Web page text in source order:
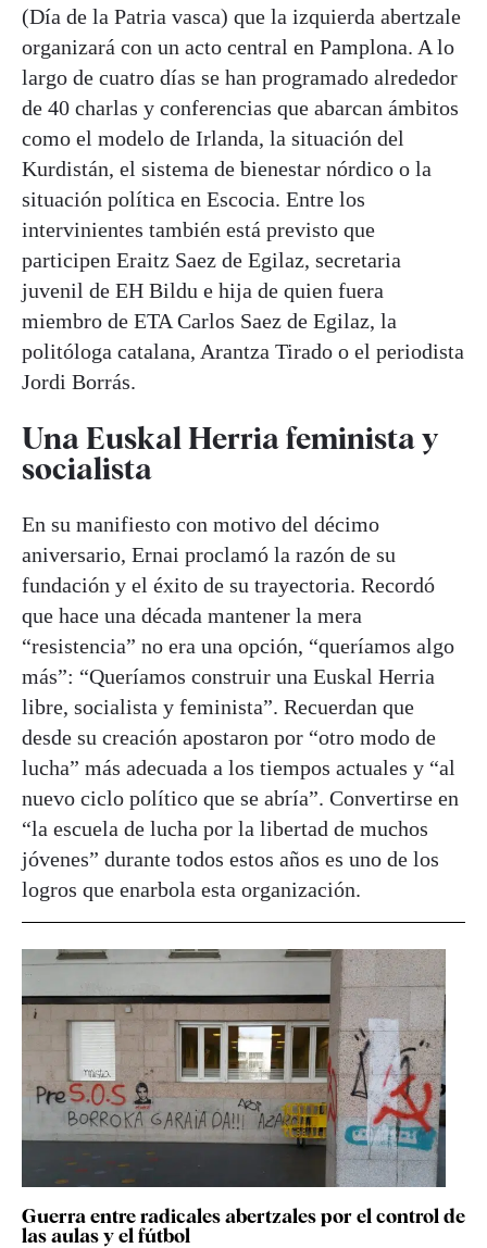
(Día de la Patria vasca) que la izquierda abertzale
organizará con un acto central en Pamplona. A lo
largo de cuatro días se han programado alrededor
de 40 charlas y conferencias que abarcan ámbitos
como el modelo de Irlanda, la situación del
Kurdistán, el sistema de bienestar nórdico o la
situación política en Escocia. Entre los
intervinientes también está previsto que
participen Eraitz Saez de Egilaz, secretaria
juvenil de EH Bildu e hija de quien fuera
miembro de ETA Carlos Saez de Egilaz, la
politóloga catalana, Arantza Tirado o el periodista
Jordi Borrás.
Una Euskal Herria feminista y
socialista
En su manifiesto con motivo del décimo
aniversario, Ernai proclamó la razón de su
fundación y el éxito de su trayectoria. Recordó
que hace una década mantener la mera
“resistencia” no era una opción, “queríamos algo
más”: “Queríamos construir una Euskal Herria
libre, socialista y feminista”. Recuerdan que
desde su creación apostaron por “otro modo de
lucha” más adecuada a los tiempos actuales y “al
nuevo ciclo político que se abría”. Convertirse en
“la escuela de lucha por la libertad de muchos
jóvenes” durante todos estos años es uno de los
logros que enarbola esta organización.
Guerra entre radicales abertzales por el control de
las aulas y el fútbol